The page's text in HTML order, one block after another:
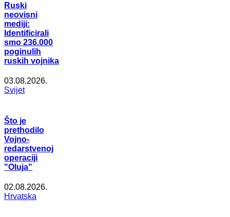
Ruski
neovisni
mediji:
Identificirali
smo 236.000
poginulih
ruskih vojnika
03.08.2026.
Svijet
Što je
prethodilo
Vojno-
redarstvenoj
operaciji
"Oluja"
02.08.2026.
Hrvatska